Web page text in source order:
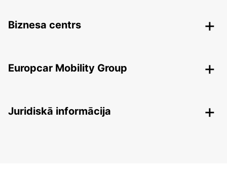
Biznesa centrs
Europcar Mobility Group
Juridiskā informācija